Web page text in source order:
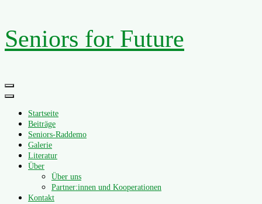
Zum
Inhalt
springen
Seniors for Future
Primäres
Menü
Startseite
Beiträge
Seniors-Raddemo
Galerie
Literatur
Über
Über uns
Partner:innen und Kooperationen
Kontakt